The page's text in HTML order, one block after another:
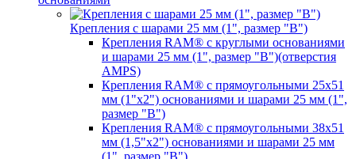
Крепления с шарами 25 мм (1", размер "B")
Крепления RAM® с круглыми основаниями
и шарами 25 мм (1", размер "B")(отверстия
AMPS)
Крепления RAM® с прямоугольными 25х51
мм (1"х2") основаниями и шарами 25 мм (1",
размер "B")
Крепления RAM® с прямоугольными 38х51
мм (1,5"х2") основаниями и шарами 25 мм
(1", размер "B")